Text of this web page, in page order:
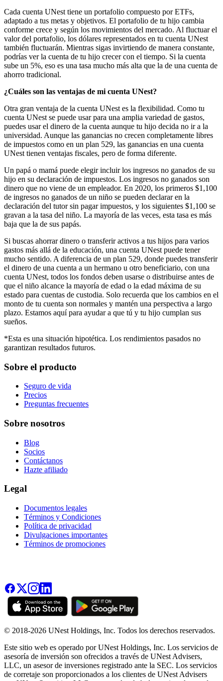
Cada cuenta UNest tiene un portafolio compuesto por ETFs,
adaptado a tus metas y objetivos. El portafolio de tu hijo cambia
conforme crece y según los movimientos del mercado. Al fluctuar el
valor del portafolio, los dólares representados en tu cuenta UNest
también fluctuarán. Mientras sigas invirtiendo de manera constante,
podrías ver la cuenta de tu hijo crecer con el tiempo. Si la cuenta
sube un 5%, eso es una tasa mucho más alta que la de una cuenta de
ahorro tradicional.
¿Cuáles son las ventajas de mi cuenta UNest?
Otra gran ventaja de la cuenta UNest es la flexibilidad. Como tu
cuenta UNest se puede usar para una amplia variedad de gastos,
puedes usar el dinero de la cuenta aunque tu hijo decida no ir a la
universidad. Aunque las ganancias no crecen completamente libres
de impuestos como en un plan 529, las ganancias en una cuenta
UNest tienen ventajas fiscales, pero de forma diferente.
Un papá o mamá puede elegir incluir los ingresos no ganados de su
hijo en su declaración de impuestos. Los ingresos no ganados son
dinero que no viene de un empleador. En 2020, los primeros $1,100
de ingresos no ganados de un niño se pueden declarar en la
declaración del tutor sin pagar impuestos, y los siguientes $1,100 se
gravan a la tasa del niño. La mayoría de las veces, esta tasa es más
baja que la de sus papás.
Si buscas ahorrar dinero o transferir activos a tus hijos para varios
gastos más allá de la educación, una cuenta UNest puede tener
mucho sentido. A diferencia de un plan 529, donde puedes transferir
el dinero de una cuenta a un hermano u otro beneficiario, con una
cuenta UNest, todos los fondos deben usarse o distribuirse antes de
que el niño alcance la mayoría de edad o la edad máxima de su
estado para cuentas de custodia. Solo recuerda que los cambios en el
monto de tu cuenta son normales y mantén una perspectiva a largo
plazo. Estamos aquí para ayudar a que tú y tu hijo cumplan sus
sueños.
*Esta es una situación hipotética. Los rendimientos pasados no
garantizan resultados futuros.
Sobre el producto
Seguro de vida
Precios
Preguntas frecuentes
Sobre nosotros
Blog
Socios
Contáctanos
Hazte afiliado
Legal
Documentos legales
Términos y Condiciones
Política de privacidad
Divulgaciones importantes
Términos de promociones
© 2018-2026 UNest Holdings, Inc. Todos los derechos reservados.
Este sitio web es operado por UNest Holdings, Inc. Los servicios de
asesoría de inversión son ofrecidos a través de UNest Advisers,
LLC, un asesor de inversiones registrado ante la SEC. Los servicios
de corretaje son proporcionados a los clientes de UNest Advisers